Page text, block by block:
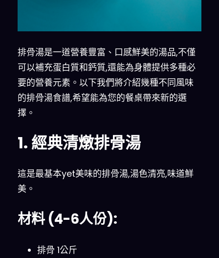
排骨湯是一道營養豐富、口感鮮美的湯品,不僅
可以補充蛋白質和鈣質,還能為身體提供多種必
要的營養元素。以下我們將介紹幾種不同風味
的排骨湯食譜,希望能為您的餐桌帶來新的選
擇。
1. 經典清燉排骨湯
這是最基本yet美味的排骨湯,湯色清亮,味道鮮
美。
材料 (4-6人份):
排骨 1公斤